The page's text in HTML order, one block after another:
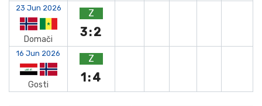
23 Jun 2026
Domači
Z
3:2
16 Jun 2026
Gosti
Z
1:4